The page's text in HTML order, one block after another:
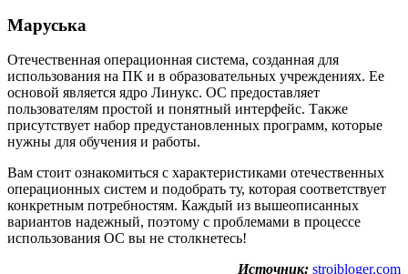
Маруська
Отечественная операционная система, созданная для
использования на ПК и в образовательных учреждениях. Ее
основой является ядро Линукс. ОС предоставляет
пользователям простой и понятный интерфейс. Также
присутствует набор предустановленных программ, которые
нужны для обучения и работы.
Вам стоит ознакомиться с характеристиками отечественных
операционных систем и подобрать ту, которая соответствует
конкретным потребностям. Каждый из вышеописанных
вариантов надежный, поэтому с проблемами в процессе
использования ОС вы не столкнетесь!
Источник: stroibloger.com